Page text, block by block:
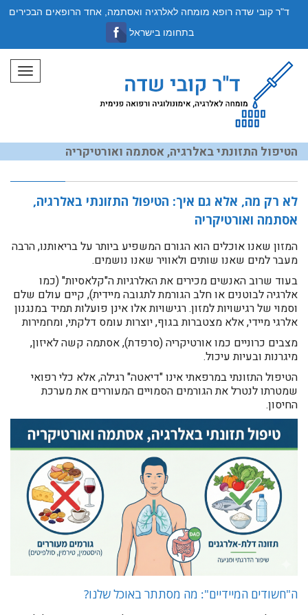
תפריט
הטיפול התזונתי באלרגיה, אסתמה ואורטיקריה
לא רק מה, אלא גם איך: הטיפול התזונתי באלרגיה,
אסתמה ואורטיקריה
המזון שאנו אוכלים הוא הגורם המשפיע ביותר על בריאותנו, הרבה
מעבר למים שאנו שותים ולאוויר שאנו נושמים.
בעוד שרוב האנשים מכירים את האלרגיות ה"קלאסיות" (כמו
אלרגיה לבוטנים או חלב הגורמת לתגובה מיידית), קיים עולם שלם
וסמוי של רגישויות למזון. רגישויות אלו אינן פועלות תמיד במנגנון
אלרגי מיידי, אלא מצטברות בגוף, יוצרות עומס דלקתי, ומחמירות
מצבים כרוניים כמו אורטיקריה (סרפדת), אסתמה קשה לאיזון,
מיגרנות ובעיות עיכול.
הטיפול התזונתי במרפאתי אינו "דיאטה" רגילה, אלא כלי רפואי
שמטרתו לנטרל את הגורמים הסמויים המעוררים את מערכת
החיסון.
ה"חשודים המיידיים": מה מסתתר באוכל שלנו?
ד"ר קובי שדה רופא מומחה לאלרגיה ואסתמה, אחד הרופאים הבכירים
בתחומו בישראל